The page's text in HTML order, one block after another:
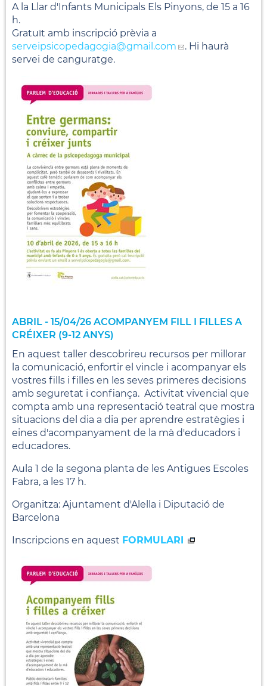
A la Llar d'Infants Municipals Els Pinyons, de 15 a 16
h.
Gratuït amb inscripció prèvia a
serveipsicopedagogia@gmail.com
. Hi haurà
servei de canguratge.
ABRIL - 15/04/26 ACOMPANYEM FILL I FILLES A
CRÉIXER (9-12 ANYS)
En aquest taller descobrireu recursos per millorar
la comunicació, enfortir el vincle i acompanyar els
vostres fills i filles en les seves primeres decisions
amb seguretat i confiança. Activitat vivencial que
compta amb una representació teatral que mostra
situacions del dia a dia per aprendre estratègies i
eines d'acompanyament de la mà d'educadors i
educadores.
Aula 1 de la segona planta de les Antigues Escoles
Fabra, a les 17 h.
Organitza: Ajuntament d'Alella i Diputació de
Barcelona
Inscripcions en aquest FORMULARI